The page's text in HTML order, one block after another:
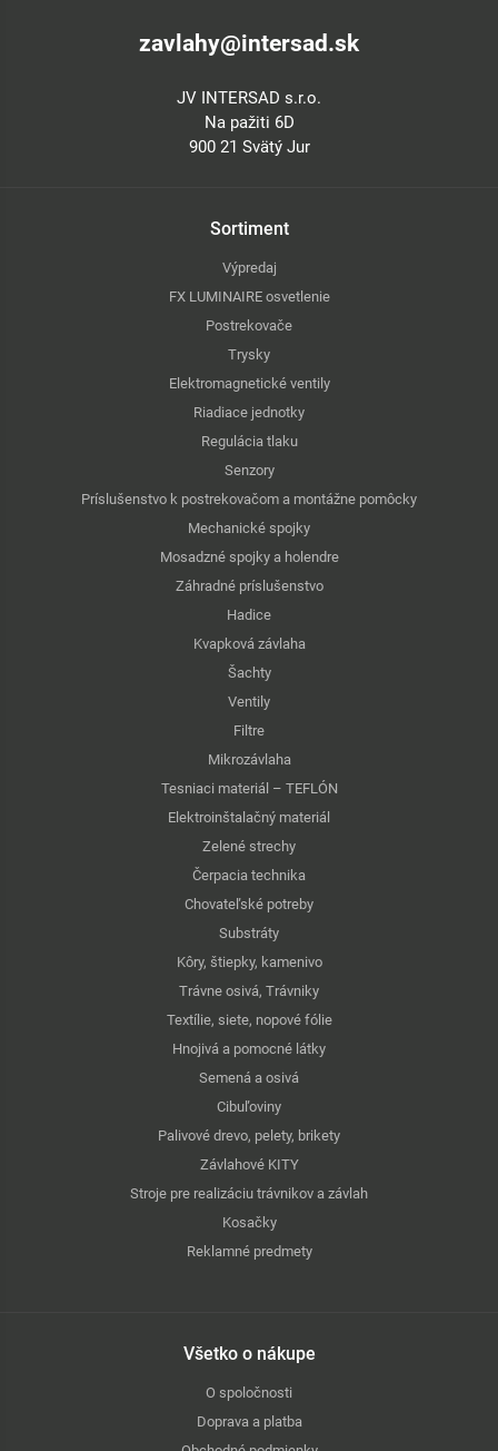
zavlahy@intersad.sk
JV INTERSAD s.r.o.
Na pažiti 6D
900 21 Svätý Jur
Sortiment
Výpredaj
FX LUMINAIRE osvetlenie
Postrekovače
Trysky
Elektromagnetické ventily
Riadiace jednotky
Regulácia tlaku
Senzory
Príslušenstvo k postrekovačom a montážne pomôcky
Mechanické spojky
Mosadzné spojky a holendre
Záhradné príslušenstvo
Hadice
Kvapková závlaha
Šachty
Ventily
Filtre
Mikrozávlaha
Tesniaci materiál – TEFLÓN
Elektroinštalačný materiál
Zelené strechy
Čerpacia technika
Chovateľské potreby
Substráty
Kôry, štiepky, kamenivo
Trávne osivá, Trávniky
Textílie, siete, nopové fólie
Hnojivá a pomocné látky
Semená a osivá
Cibuľoviny
Palivové drevo, pelety, brikety
Závlahové KITY
Stroje pre realizáciu trávnikov a závlah
Kosačky
Reklamné predmety
Všetko o nákupe
O spoločnosti
Doprava a platba